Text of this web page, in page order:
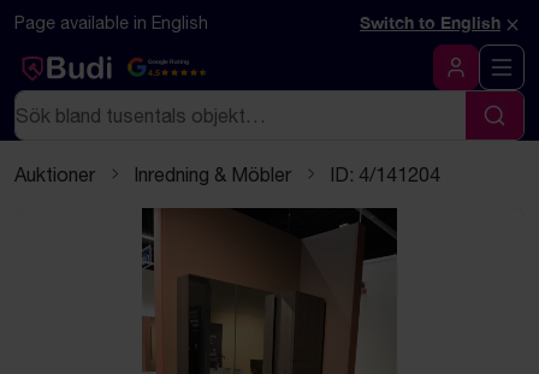
Hoppa till innehåll
Textbaserad (markdown) version av denna sida
Page available in English Switch to English ×
Google Rating
4.5
Logga in
Sök
Sök
Auktioner Inredning & Möbler ID: 4/141204